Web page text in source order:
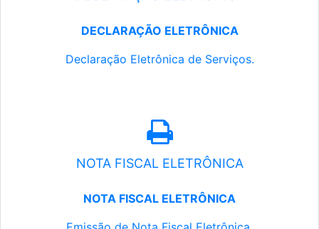
DECLARAÇÃO ELETRÔNICA
Declaração Eletrônica de Serviços.
NOTA FISCAL ELETRÔNICA
NOTA FISCAL ELETRÔNICA